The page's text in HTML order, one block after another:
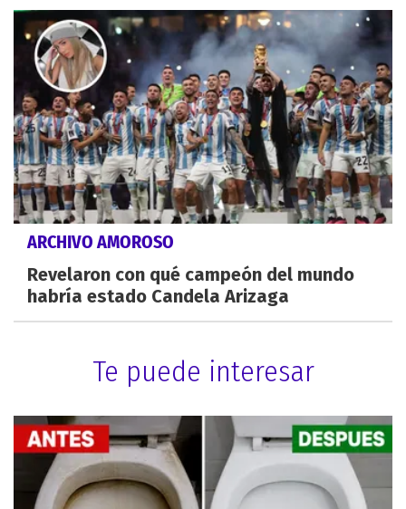
ARCHIVO AMOROSO
Revelaron con qué campeón del mundo
habría estado Candela Arizaga
Te puede interesar